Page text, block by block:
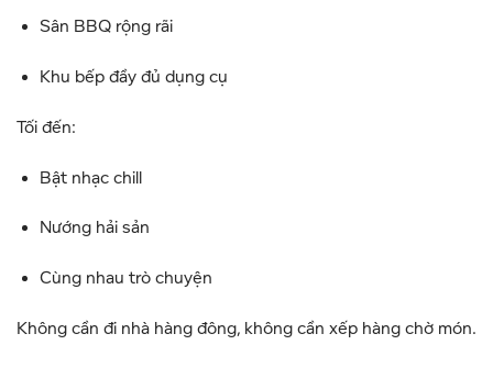
Sân BBQ rộng rãi
Khu bếp đầy đủ dụng cụ
Tối đến:
Bật nhạc chill
Nướng hải sản
Cùng nhau trò chuyện
Không cần đi nhà hàng đông, không cần xếp hàng chờ món.